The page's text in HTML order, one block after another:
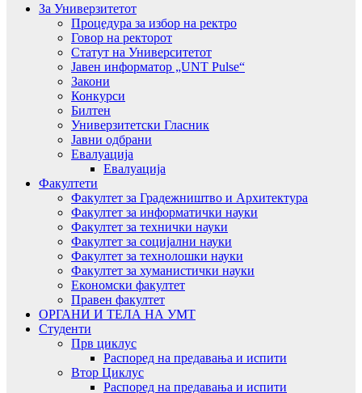
За Универзитетот
Процедура за избор на ректро
Говор на ректорот
Статут на Университетот
Јавен информатор „UNT Pulse“
Закони
Конкурси
Билтен
Универзитетски Гласник
Јавни одбрани
Евалуација
Евалуација
Факултети
Факултет за Градежништво и Архитектура
Факултет за информатички науки
Факултет за технички науки
Факултет за социјални науки
Факултет за технолошки науки
Факултет за хуманистички науки
Економски факултет
Правен факултет
ОРГАНИ И ТЕЛА НА УМТ
Студенти
Прв циклус
Распоред на предавањa и испити
Втор Циклус
Распоред на предавањa и испити